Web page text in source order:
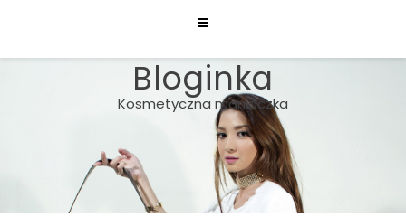
content
Bloginka
Kosmetyczna maniaczka